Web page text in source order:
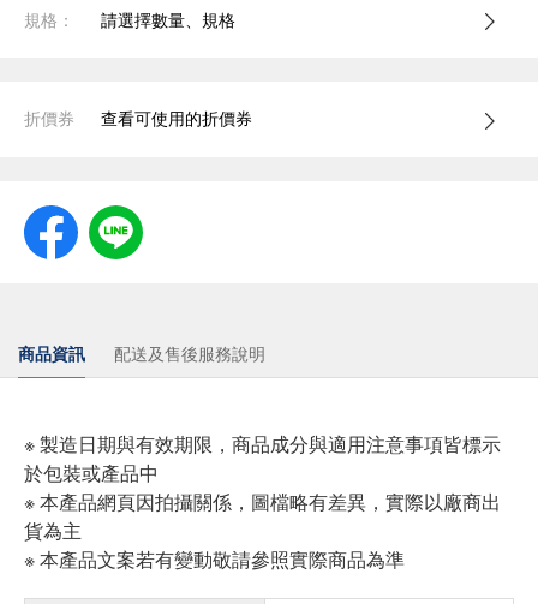
規格： 請選擇數量、規格
折價券 查看可使用的折價券
商品資訊 配送及售後服務說明
※ 製造日期與有效期限，商品成分與適用注意事項皆標示
於包裝或產品中
※ 本產品網頁因拍攝關係，圖檔略有差異，實際以廠商出
貨為主
※ 本產品文案若有變動敬請參照實際商品為準